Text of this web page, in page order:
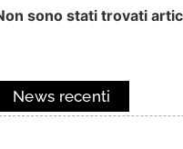
sono stati trovati
News recenti